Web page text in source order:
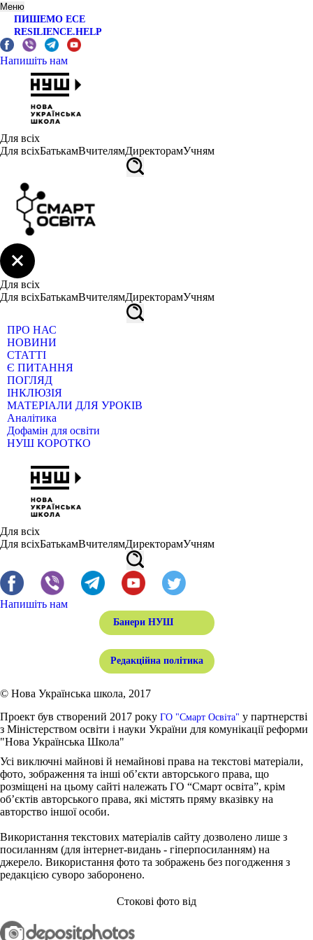
Меню
ПИШЕМО ЕСЕ
RESILIENCE.HELP
Напишіть нам
Для всіх
Для всіхБатькамВчителямДиректорамУчням
Для всіх
Для всіхБатькамВчителямДиректорамУчням
ПРО НАС
НОВИНИ
СТАТТІ
Є ПИТАННЯ
ПОГЛЯД
ІНКЛЮЗІЯ
МАТЕРІАЛИ ДЛЯ УРОКІВ
Аналітика
Дофамін для освіти
НУШ КОРОТКО
Для всіх
Для всіхБатькамВчителямДиректорамУчням
Напишіть нам
Банери НУШ
Редакційна політика
© Нова Українська школа, 2017
Проект був створений 2017 року ГО "Смарт Освіта" у партнерстві
з Міністерством освіти і науки України для комунікації реформи
"Нова Українська Школа"
Усі виключні майнові й немайнові права на текстові матеріали,
фото, зображення та інші об’єкти авторського права, що
розміщені на цьому сайті належать ГО “Смарт освіта”, крім
об’єктів авторського права, які містять пряму вказівку на
авторство іншої особи.
Використання текстових матеріалів сайту дозволено лише з
посиланням (для інтернет-видань - гіперпосиланням) на
джерело. Використання фото та зображень без погодження з
редакцією суворо заборонено.
Стокові фото від